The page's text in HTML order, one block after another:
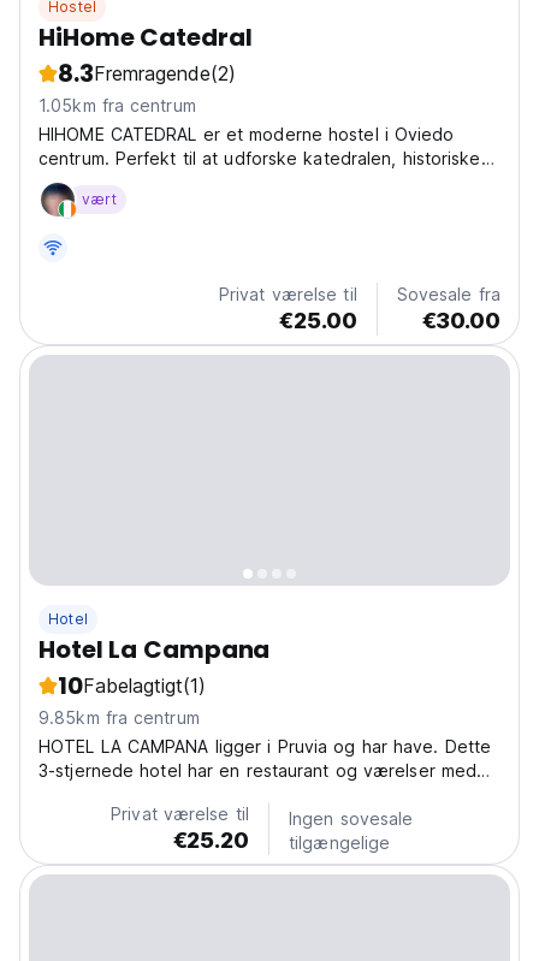
Hostel
HiHome Catedral
8.3Fremragende(2)
1.05km fra centrum
HIHOME CATEDRAL er et moderne hostel i Oviedo
centrum. Perfekt til at udforske katedralen, historiske
gader, tapas og asturisk cider. (Auto-translated from
original language)
vært
Privat værelse til
€25.00
Sovesale fra
€30.00
Hotel
Hotel La Campana
10Fabelagtigt(1)
9.85km fra centrum
HOTEL LA CAMPANA ligger i Pruvia og har have. Dette
3-stjernede hotel har en restaurant og værelser med
Privat værelse til
€25.20
Ingen sovesale
tilgængelige